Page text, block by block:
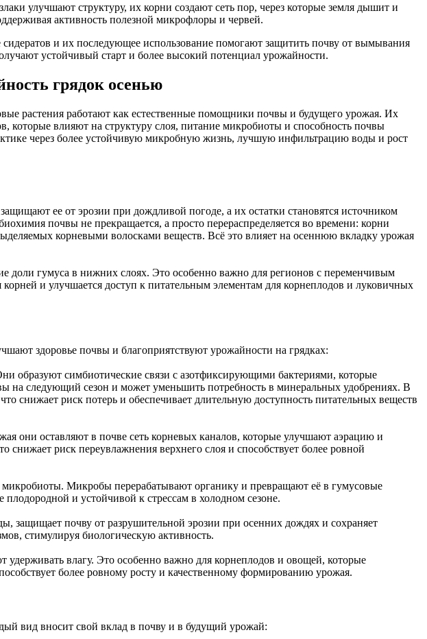
улучшают структуру, их корни создают сеть пор, через которые земля дышит и
активность полезной микрофлоры и червей.
и их последующее использование помогают защитить почву от вымывания
устойчивый старт и более высокий потенциал урожайности.
грядок осенью
растения работают как естественные помощники почвы и будущего урожая. Их
которые влияют на структуру слоя, питание микробиоты и способность почвы
через более устойчивую микробную жизнь, лучшую инфильтрацию воды и рост
ее от эрозии при дождливой погоде, а их остатки становятся источником
почвы не прекращается, а просто перераспределяется во времени: корни
корневыми волосками веществ. Всё это влияет на осеннюю вкладку урожая
гумуса в нижних слоях. Это особенно важно для регионов с переменчивым
и улучшается доступ к питательным элементам для корнеплодов и луковичных
здоровье почвы и благоприятствуют урожайности на грядках:
образуют симбиотические связи с азотфиксирующими бактериями, которые
на следующий сезон и может уменьшить потребность в минеральных удобрениях. В
снижает риск потерь и обеспечивает длительную доступность питательных веществ
они оставляют в почве сеть корневых каналов, которые улучшают аэрацию и
риск переувлажнения верхнего слоя и способствует более ровной
Микробы перерабатывают органику и превращают её в гумусовые
и устойчивой к стрессам в холодном сезоне.
защищает почву от разрушительной эрозии при осенних дождях и сохраняет
стимулируя биологическую активность.
влагу. Это особенно важно для корнеплодов и овощей, которые
более ровному росту и качественному формированию урожая.
вид вносит свой вклад в почву и в будущий урожай: